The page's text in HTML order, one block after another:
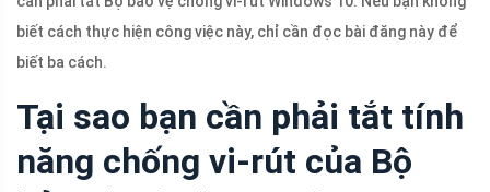
biết cách thực hiện công việc này, chỉ cần đọc bài đăng này để
biết ba cách.
Tại sao bạn cần phải tắt tính
năng chống vi-rút của Bộ